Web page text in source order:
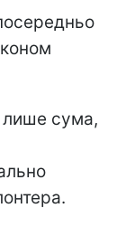
лише сума,